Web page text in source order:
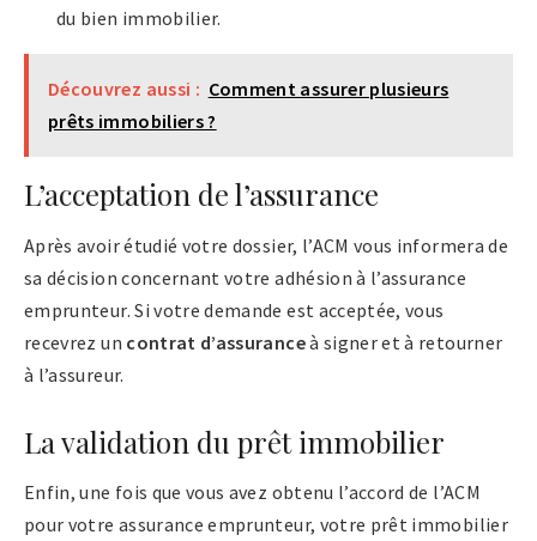
du bien immobilier.
Découvrez aussi : Comment assurer plusieurs
prêts immobiliers ?
L’acceptation de l’assurance
Après avoir étudié votre dossier, l’ACM vous informera de
sa décision concernant votre adhésion à l’assurance
emprunteur. Si votre demande est acceptée, vous
recevrez un contrat d’assuranceà signer et à retourner
à l’assureur.
La validation du prêt immobilier
Enfin, une fois que vous avez obtenu l’accord de l’ACM
pour votre assurance emprunteur, votre prêt immobilier